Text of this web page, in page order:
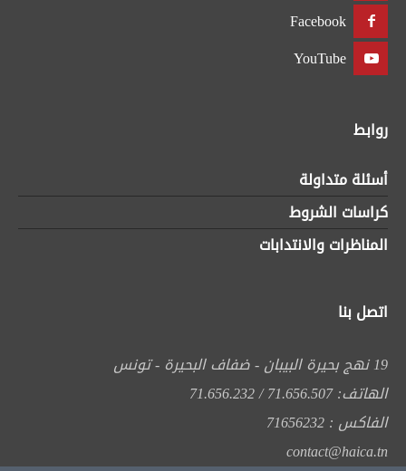
Facebook
YouTube
روابط
أسئلة متداولة
كراسات الشروط
المناظرات والانتدابات
اتصل بنا
19 نهج بحيرة البيبان - ضفاف البحيرة - تونس
الهاتف: 71.656.507 / 71.656.232
الفاكس : 71656232
contact@haica.tn